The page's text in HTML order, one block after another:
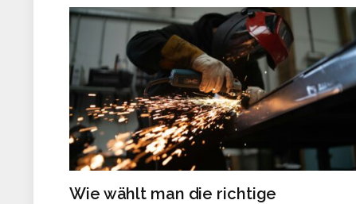
Wie wählt man die richtige